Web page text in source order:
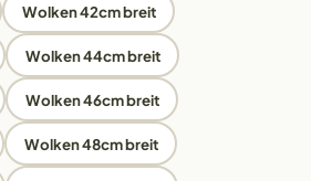
Wolken 42cm breit
Wolken 44cm breit
Wolken 46cm breit
Wolken 48cm breit